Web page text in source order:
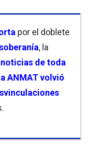
por el doblete
, la
noticias de toda
ANMAT volvió